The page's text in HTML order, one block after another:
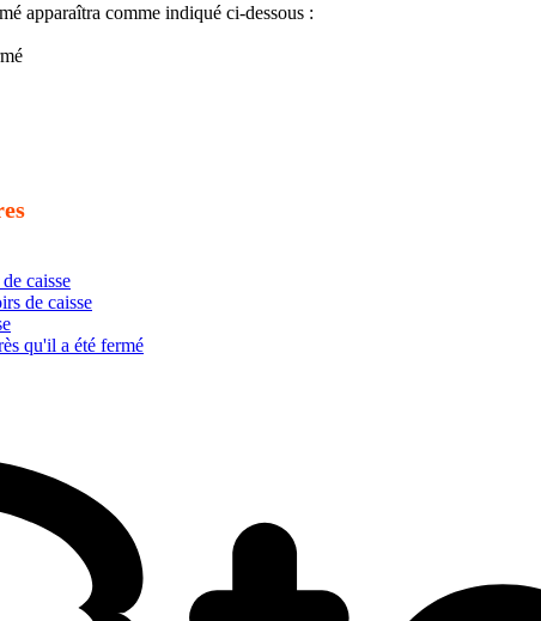
apparaîtra comme indiqué ci-dessous :
caisse
de caisse
qu'il a été fermé